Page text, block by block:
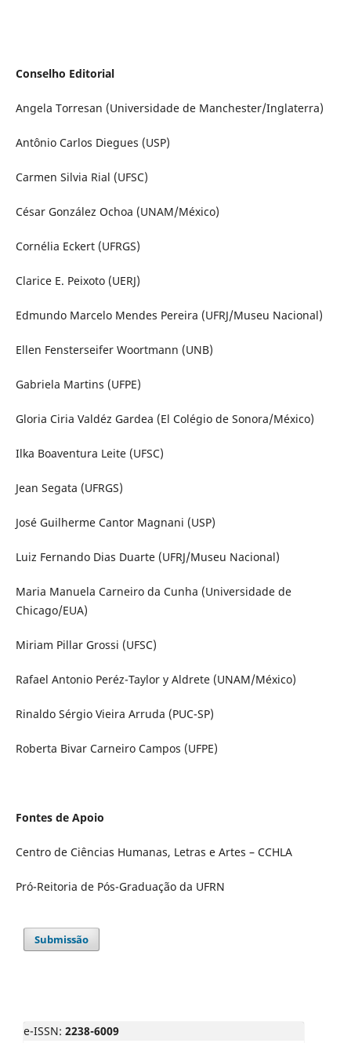
Conselho Editorial
Angela Torresan (Universidade de Manchester/Inglaterra)
Antônio Carlos Diegues (USP)
Carmen Silvia Rial (UFSC)
César González Ochoa (UNAM/México)
Cornélia Eckert (UFRGS)
Clarice E. Peixoto (UERJ)
Edmundo Marcelo Mendes Pereira (UFRJ/Museu Nacional)
Ellen Fensterseifer Woortmann (UNB)
Gabriela Martins (UFPE)
Gloria Ciria Valdéz Gardea (El Colégio de Sonora/México)
Ilka Boaventura Leite (UFSC)
Jean Segata (UFRGS)
José Guilherme Cantor Magnani (USP)
Luiz Fernando Dias Duarte (UFRJ/Museu Nacional)
Maria Manuela Carneiro da Cunha (Universidade de
Chicago/EUA)
Miriam Pillar Grossi (UFSC)
Rafael Antonio Peréz-Taylor y Aldrete (UNAM/México)
Rinaldo Sérgio Vieira Arruda (PUC-SP)
Roberta Bivar Carneiro Campos (UFPE)
Fontes de Apoio
Centro de Ciências Humanas, Letras e Artes – CCHLA
Pró-Reitoria de Pós-Graduação da UFRN
Submissão
e-ISSN: 2238-6009